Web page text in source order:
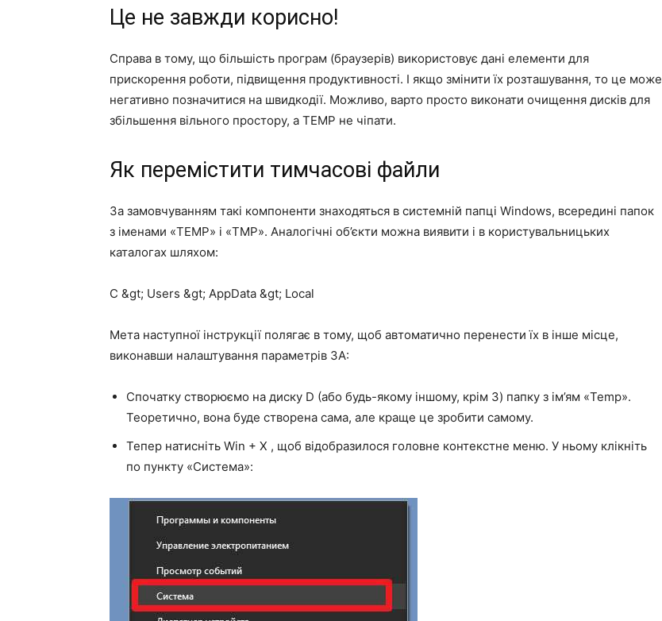
Це не завжди корисно!
Справа в тому, що більшість програм (браузерів) використовує дані елементи для
прискорення роботи, підвищення продуктивності. І якщо змінити їх розташування, то це може
негативно позначитися на швидкодії. Можливо, варто просто виконати очищення дисків для
збільшення вільного простору, а TEMP не чіпати.
Як перемістити тимчасові файли
За замовчуванням такі компоненти знаходяться в системній папці Windows, всередині папок
з іменами «TEMP» і «TMP». Аналогічні об’єкти можна виявити і в користувальницьких
каталогах шляхом:
C &gt; Users &gt; AppData &gt; Local
Мета наступної інструкції полягає в тому, щоб автоматично перенести їх в інше місце,
виконавши налаштування параметрів ЗА:
Спочатку створюємо на диску D (або будь-якому іншому, крім З) папку з ім’ям «Temp».
Теоретично, вона буде створена сама, але краще це зробити самому.
Тепер натисніть Win + X , щоб відобразилося головне контекстне меню. У ньому клікніть
по пункту «Система»: